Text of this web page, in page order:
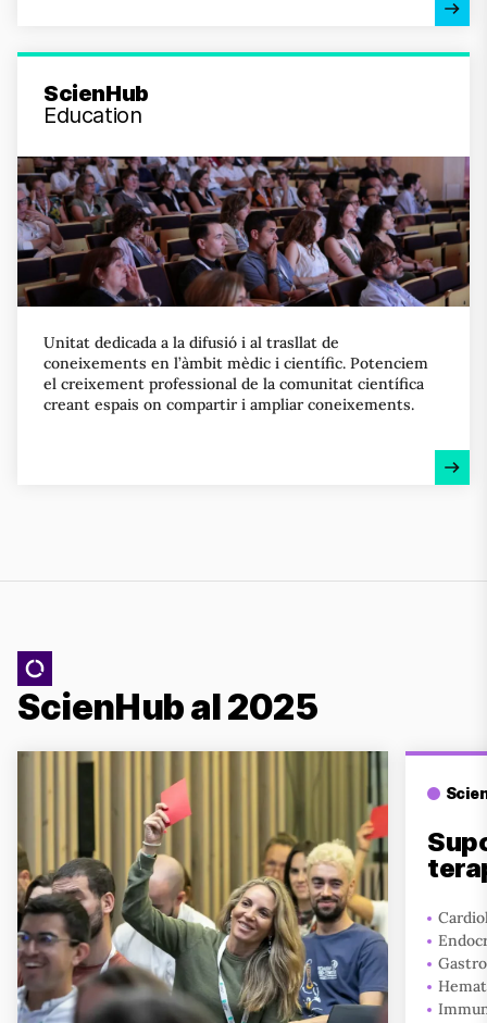
ScienHub
Education
Unitat dedicada a la difusió i al trasllat de
coneixements en l’àmbit mèdic i científic. Potenciem
el creixement professional de la comunitat científica
creant espais on compartir i ampliar coneixements.
ScienHub al 2025